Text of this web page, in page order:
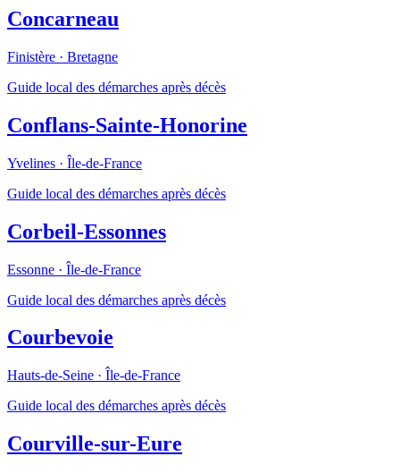
Concarneau
Finistère · Bretagne
Guide local des démarches après décès
Conflans-Sainte-Honorine
Yvelines · Île-de-France
Guide local des démarches après décès
Corbeil-Essonnes
Essonne · Île-de-France
Guide local des démarches après décès
Courbevoie
Hauts-de-Seine · Île-de-France
Guide local des démarches après décès
Courville-sur-Eure